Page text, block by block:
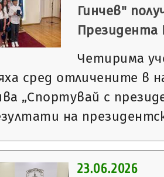
Гинчев"
Президента
Четирима
сред отличените в
„Спортувай с
на
23.06.2026